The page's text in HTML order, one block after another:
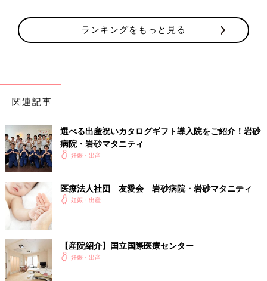
ランキングをもっと見る
関連記事
選べる出産祝いカタログギフト導入院をご紹介！岩砂
病院・岩砂マタニティ
妊娠・出産
医療法人社団 友愛会 岩砂病院・岩砂マタニティ
妊娠・出産
【産院紹介】国立国際医療センター
妊娠・出産